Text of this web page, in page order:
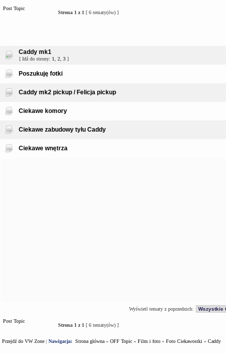
Post Topic
Strona 1 z 1 [ 6 tematy(ów) ]
Caddy mk1
[ Idź do strony: 1 2 3 ]
Poszukuję fotki
Caddy mk2 pickup / Felicja pickup
Ciekawe komory
Ciekawe zabudowy tyłu Caddy
Ciekawe wnętrza
Wyświetl tematy z poprzednich:
Post Topic
Strona 1 z 1 [ 6 tematy(ów) ]
Przejdź do VW Zone | Nawigacja: Strona główna » OFF Topic » Film i foto » Foto Ciekawostki » Caddy